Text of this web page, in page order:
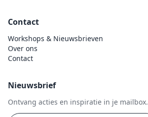
Contact
Workshops & Nieuwsbrieven
Over ons
Contact
Nieuwsbrief
Ontvang acties en inspiratie in je mailbox.